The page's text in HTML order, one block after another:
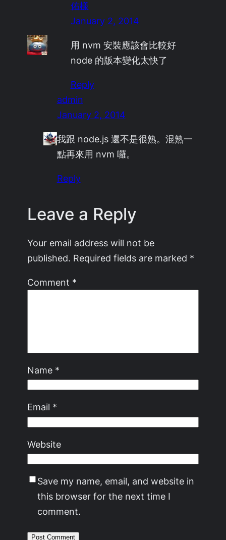
佑樣
January 2, 2014
用 nvm 安裝應該會比較好
node 的版本變化太快了
Reply
admin
January 2, 2014
我跟 node.js 還不是很熟。混熟一
點再來用 nvm 囉。
Reply
Leave a Reply
Your email address will not be
published. Required fields are marked *
Comment *
Name *
Email *
Website
Save my name, email, and website in
this browser for the next time I
comment.